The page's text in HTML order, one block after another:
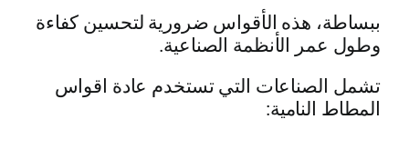
ببساطة، هذه الأقواس ضرورية لتحسين كفاءة
وطول عمر الأنظمة الصناعية.
تشمل الصناعات التي تستخدم عادة اقواس
المطاط النامية: